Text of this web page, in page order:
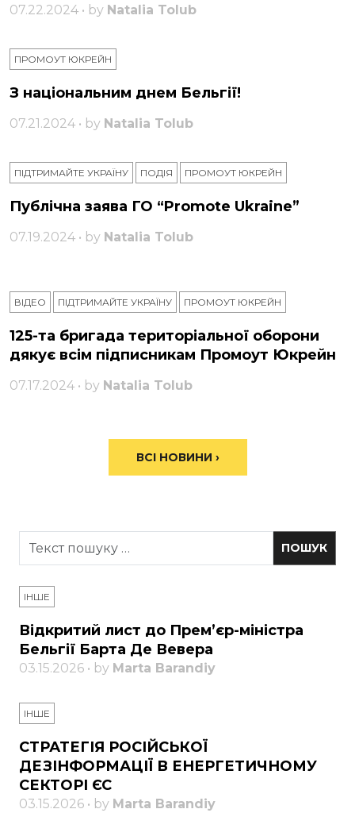
07.22.2024 • by Natalia Tolub
ПРОМОУТ ЮКРЕЙН
З національним днем ​​Бельгії!
07.21.2024 • by Natalia Tolub
ПІДТРИМАЙТЕ УКРАЇНУ ПОДІЯ ПРОМОУТ ЮКРЕЙН
Публічна заява ГО “Promote Ukraine”
07.19.2024 • by Natalia Tolub
ВІДЕО ПІДТРИМАЙТЕ УКРАЇНУ ПРОМОУТ ЮКРЕЙН
125-та бригада територіальної оборони
дякує всім підписникам Промоут Юкрейн
07.17.2024 • by Natalia Tolub
ВСІ НОВИНИ ›
ІНШЕ
Відкритий лист до Прем’єр-міністра
Бельгії Барта Де Вевера
03.15.2026 • by Marta Barandiy
ІНШЕ
СТРАТЕГІЯ РОСІЙСЬКОЇ
ДЕЗІНФОРМАЦІЇ В ЕНЕРГЕТИЧНОМУ
СЕКТОРІ ЄС
03.15.2026 • by Marta Barandiy